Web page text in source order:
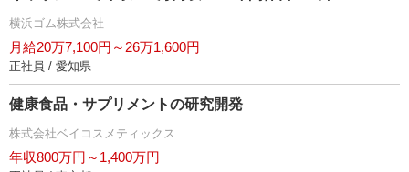
横浜ゴム株式会社
月給20万7,100円～26万1,600円
正社員 / 愛知県
健康食品・サプリメントの研究開発
株式会社ベイコスメティックス
年収800万円～1,400万円